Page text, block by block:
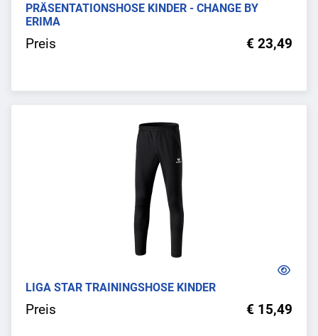
PRÄSENTATIONSHOSE KINDER - CHANGE BY
ERIMA
Preis € 23,49
LIGA STAR TRAININGSHOSE KINDER
Preis € 15,49